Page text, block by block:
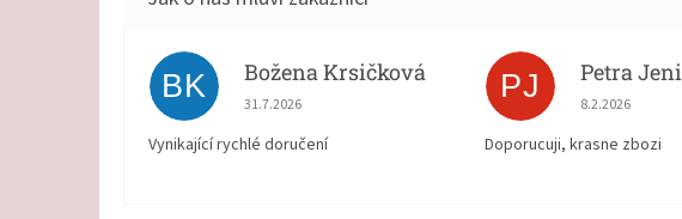
BK Božena Krsičková
Hodnocení obchodu je 5 z 5 hvězdiček.
31.7.2026
Vynikající rychlé doručení
PJ Petra
Hodnocení
8.2.2026
Doporucuji, krasne zbozi